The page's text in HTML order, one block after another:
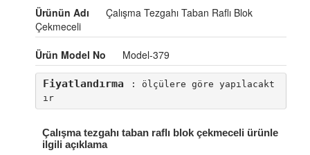
Ürünün Adı
Çalışma Tezgahı Taban Raflı Blok
Çekmeceli
Ürün Model No Model-379
Fiyatlandırma
: ölçülere göre yapılacakt
ır
Çalışma tezgahı taban raflı blok çekmeceli ürünle
ilgili açıklama